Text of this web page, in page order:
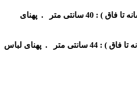
سایز 4 : قد کلی ( از سر شانه تا فاق ) : 40 سانتی متر . پهنای
سایز5 : قد کلی ( از سر شانه تا فاق ) : 44 سانتی متر . پهنای لباس